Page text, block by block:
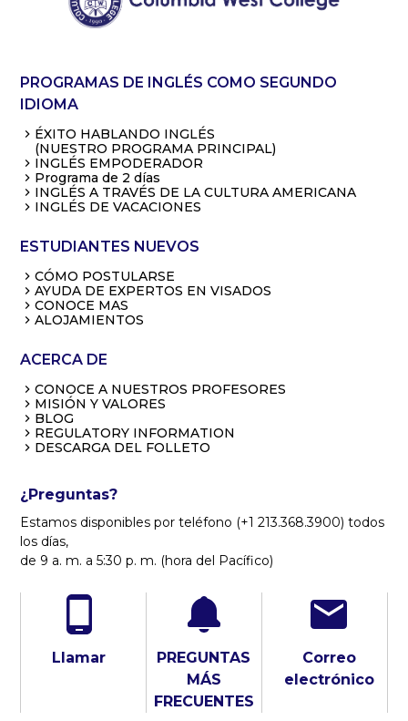
PROGRAMAS DE INGLÉS COMO SEGUNDO
IDIOMA
ÉXITO HABLANDO INGLÉS
(NUESTRO PROGRAMA PRINCIPAL)
INGLÉS EMPODERADOR
Programa de 2 días
INGLÉS A TRAVÉS DE LA CULTURA AMERICANA
INGLÉS DE VACACIONES
ESTUDIANTES NUEVOS
CÓMO POSTULARSE
AYUDA DE EXPERTOS EN VISADOS
CONOCE MAS
ALOJAMIENTOS
ACERCA DE
CONOCE A NUESTROS PROFESORES
MISIÓN Y VALORES
BLOG
REGULATORY INFORMATION
DESCARGA DEL FOLLETO
¿Preguntas?
Estamos disponibles por teléfono (+1 213.368.3900) todos
los días,
de 9 a. m. a 5:30 p. m. (hora del Pacífico)
Llamar
PREGUNTAS
MÁS
FRECUENTES
Correo
electrónico